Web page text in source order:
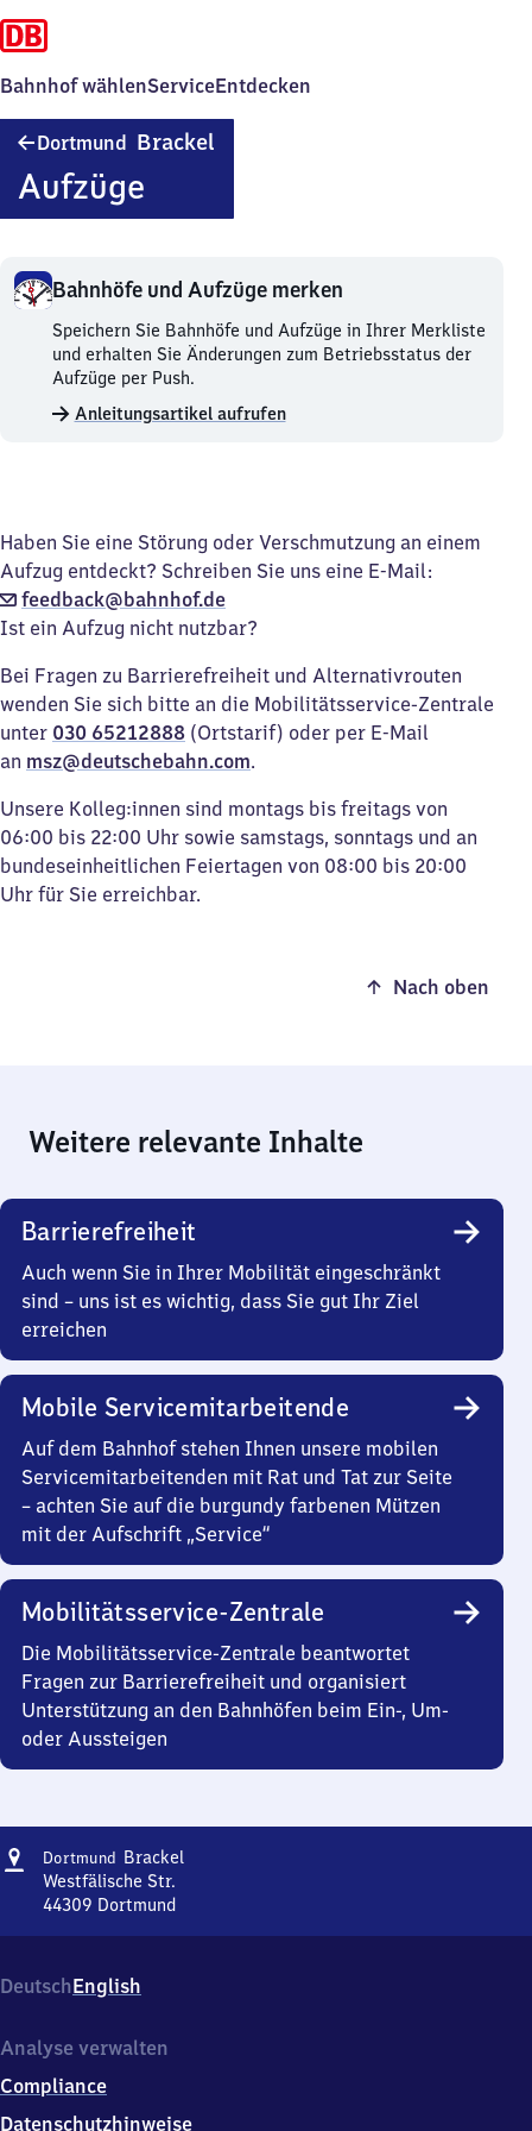
Bahnhof wählenServiceEntdecken
Dortmund Brackel
Aufzüge
Bahnhöfe und Aufzüge merken
Bahnhöfe
und
Aufzüge
merken.
Speichern Sie Bahnhöfe und Aufzüge in Ihrer Merkliste
und erhalten Sie Änderungen zum Betriebsstatus der
Aufzüge per Push.
Anleitungsartikel aufrufen
Haben Sie eine Störung oder Verschmutzung an einem
Aufzug entdeckt? Schreiben Sie uns eine E-Mail:
feedback@bahnhof.de
Ist ein Aufzug nicht nutzbar?
Bei Fragen zu Barrierefreiheit und Alternativrouten
wenden Sie sich bitte an die Mobilitätsservice-Zentrale
unter 030 65212888 (Ortstarif) oder per E-Mail
an msz@deutschebahn.com.
Unsere Kolleg:innen sind montags bis freitags von
06:00 bis 22:00 Uhr sowie samstags, sonntags und an
bundeseinheitlichen Feiertagen von 08:00 bis 20:00
Uhr für Sie erreichbar.
Nach oben
Weitere relevante Inhalte
Barrierefreiheit
Auch wenn Sie in Ihrer Mobilität eingeschränkt
sind – uns ist es wichtig, dass Sie gut Ihr Ziel
erreichen
Mobile Servicemitarbeitende
Auf dem Bahnhof stehen Ihnen unsere mobilen
Servicemitarbeitenden mit Rat und Tat zur Seite
– achten Sie auf die burgundy farbenen Mützen
mit der Aufschrift „Service“
Mobilitätsservice-Zentrale
Die Mobilitätsservice-Zentrale beantwortet
Fragen zur Barrierefreiheit und organisiert
Unterstützung an den Bahnhöfen beim Ein-, Um-
oder Aussteigen
Adresse
Dortmund Brackel
Westfälische Str.
44309 Dortmund
Westfälische
Str.,
4
0
9
DeutschEnglish
Analyse verwalten
Compliance
Datenschutzhinweise